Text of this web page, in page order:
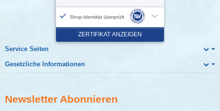
Service Seiten
Gesetzliche Informationen
Newsletter Abonnieren